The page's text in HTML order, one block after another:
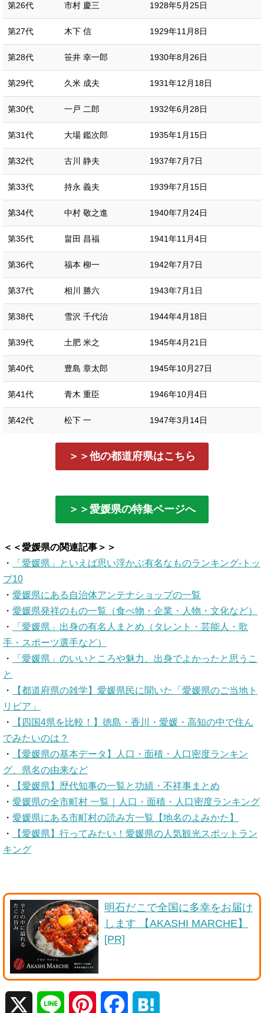
第26代 市村 慶三 1928年5月25日
第27代 木下 信 1929年11月8日
第28代 笹井 幸一郎 1930年8月26日
第29代 久米 成夫 1931年12月18日
第30代 一戸 二郎 1932年6月28日
第31代 大場 鑑次郎 1935年1月15日
第32代 古川 静夫 1937年7月7日
第33代 持永 義夫 1939年7月15日
第34代 中村 敬之進 1940年7月24日
第35代 畠田 昌福 1941年11月4日
第36代 福本 柳一 1942年7月7日
第37代 相川 勝六 1943年7月1日
第38代 雪沢 千代治 1944年4月18日
第39代 土肥 米之 1945年4月21日
第40代 豊島 章太郎 1945年10月27日
第41代 青木 重臣 1946年10月4日
第42代 松下 一 1947年3月14日
＞＞他の都道府県はこちら
＞＞愛媛県の特集ページへ
＜＜愛媛県の関連記事＞＞
・
「愛媛県」といえば思い浮かぶ有名なものランキング-トッ
プ10
・ 愛媛県にある自治体アンテナショップの一覧
・ 愛媛県発祥のもの一覧（食べ物・企業・人物・文化など）
・
「愛媛県」出身の有名人まとめ（タレント・芸能人・歌
手・スポーツ選手など）
・
「愛媛県」のいいところや魅力、出身でよかったと思うこ
と
・
【都道府県の雑学】愛媛県民に聞いた「愛媛県のご当地ト
リビア」
・
【四国4県を比較！】徳島・香川・愛媛・高知の中で住ん
でみたいのは？
・
【愛媛県の基本データ】人口・面積・人口密度ランキン
グ、県名の由来など
・
【愛媛県】歴代知事の一覧と功績・不祥事まとめ
・ 愛媛県の全市町村 一覧｜人口・面積・人口密度ランキング
・ 愛媛県にある市町村の読み方一覧【地名のよみかた】
・
【愛媛県】行ってみたい！愛媛県の人気観光スポットラン
キング
明石だこで全国に多幸をお届け
します 【AKASHI MARCHE】
[PR]